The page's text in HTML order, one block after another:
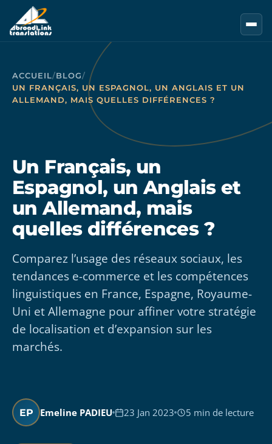
Aller au contenu principal
ACCUEIL/BLOG/
UN FRANÇAIS, UN ESPAGNOL, UN ANGLAIS ET UN
ALLEMAND, MAIS QUELLES DIFFÉRENCES ?
Un Français, un
Espagnol, un Anglais et
un Allemand, mais
quelles différences ?
Comparez l’usage des réseaux sociaux, les
tendances e-commerce et les compétences
linguistiques en France, Espagne, Royaume-
Uni et Allemagne pour affiner votre stratégie
de localisation et d’expansion sur les
marchés.
EP Emeline PADIEU 23 Jan 2023 5 min de lecture